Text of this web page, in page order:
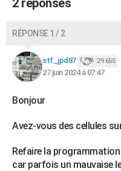
S'inscrire
Se connecter
Lycées
Collèges
Primaires
Universités
Entreprises
Service militaire
Avis de recherche
AVIS DE DÉCÈS
FORUM
Bricolage
Lifestyle
Culture
Sport
Auto
Television
Voyage
Cinema
2 réponses
RÉPONSE 1 / 2
stf_jpd87 29 655
27 juin 2024 à 07:47
Bonjour
Avez-vous des cellules
Refaire la
car parfois un mauvaise